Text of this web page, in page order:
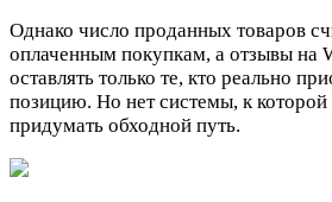
Однако число проданных товаров
оплаченным покупкам, а отзывы на
оставлять только те, кто реально
позицию. Но нет системы, к
придумать обходной путь.